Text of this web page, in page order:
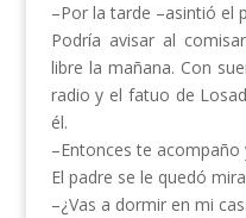
–Por la tarde –asintió el
Podría avisar al
libre la mañana. Con
radio y el fatuo de
él.
–Entonces te
El padre se le quedó
–¿Vas a dormir en mi